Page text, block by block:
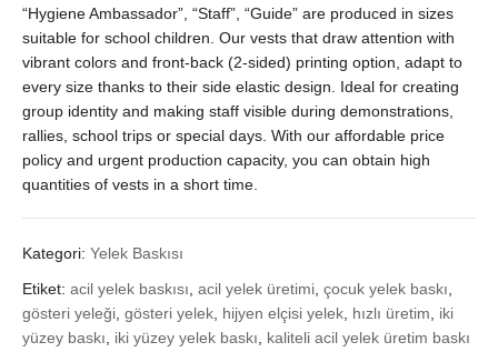
“Hygiene Ambassador”, “Staff”, “Guide” are produced in sizes
suitable for school children. Our vests that draw attention with
vibrant colors and front-back (2-sided) printing option, adapt to
every size thanks to their side elastic design. Ideal for creating
group identity and making staff visible during demonstrations,
rallies, school trips or special days. With our affordable price
policy and urgent production capacity, you can obtain high
quantities of vests in a short time.
Kategori: Yelek Baskısı
Etiket: acil yelek baskısı acil yelek üretimi çocuk yelek baskı
gösteri yeleği gösteri yelek hijyen elçisi yelek hızlı üretim
iki
yüzey baskı
iki yüzey yelek baskı
kaliteli acil yelek üretim baskı